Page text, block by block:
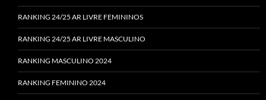
RANKING 24/25 AR LIVRE FEMININOS
RANKING 24/25 AR LIVRE MASCULINO
RANKING MASCULINO 2024
RANKING FEMININO 2024